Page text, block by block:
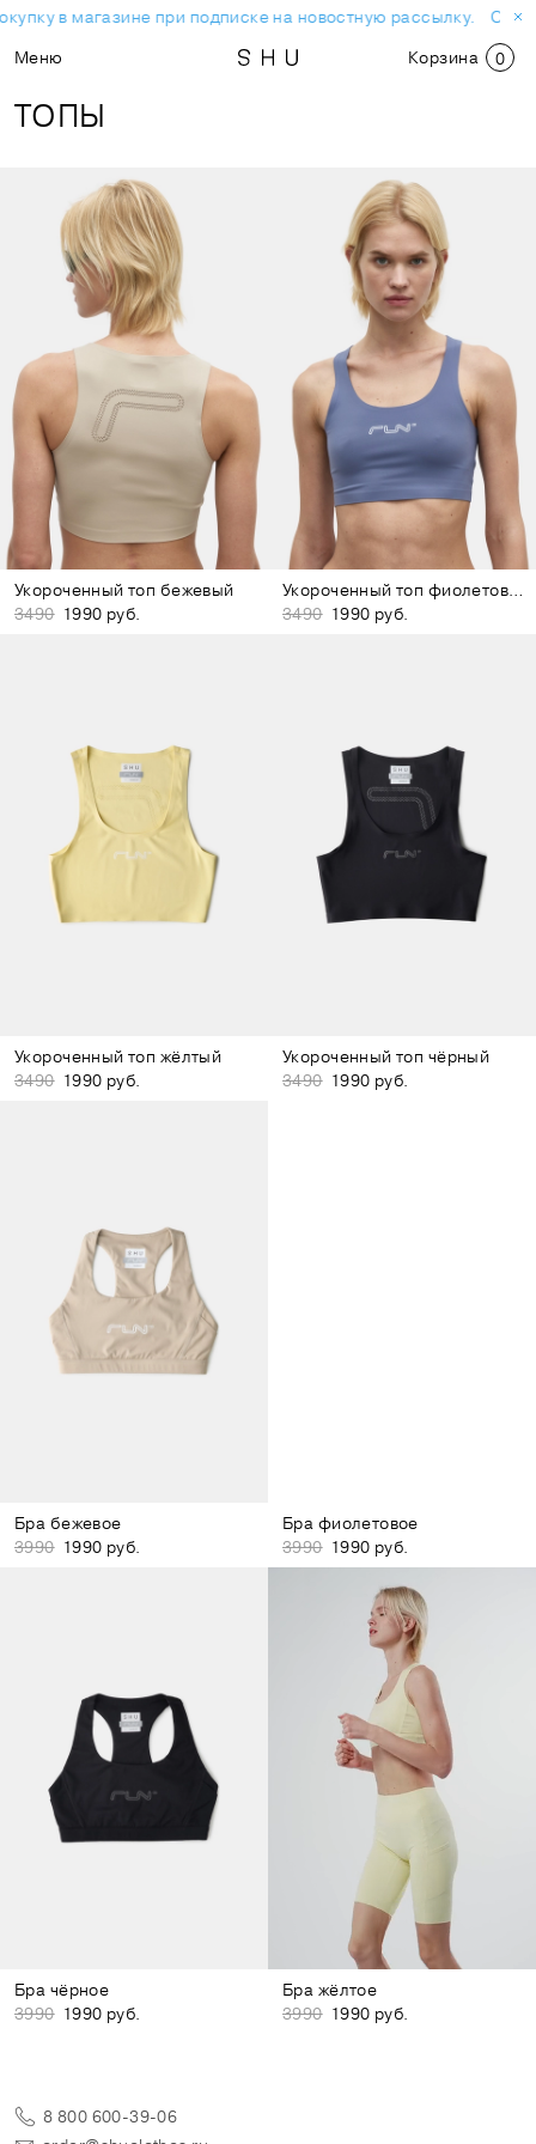
в магазине при подписке на новостную рассылку.
Меню
Корзина 0
ТОПЫ
Укороченный топ бежевый
3490 1990 руб.
Укороченный топ фиолетовый
3490 1990 руб.
Укороченный топ жёлтый
3490 1990 руб.
Укороченный топ чёрный
3490 1990 руб.
Бра бежевое
3990 1990 руб.
Бра фиолетовое
3990 1990 руб.
Бра чёрное
3990 1990 руб.
Бра жёлтое
3990 1990 руб.
8 800 600-39-06